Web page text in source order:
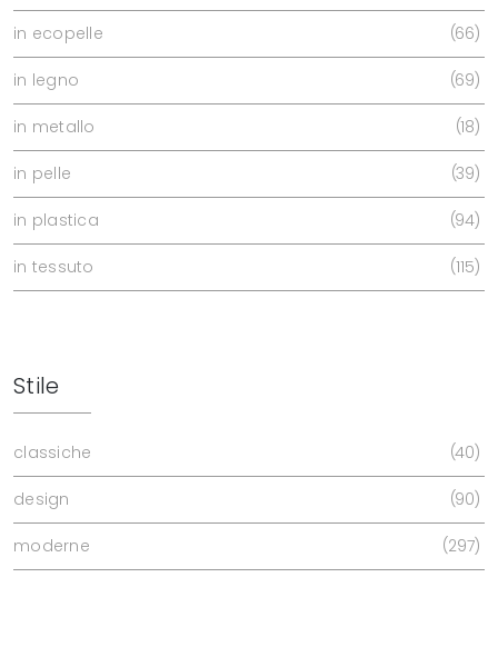
in ecopelle 66
in legno 69
in metallo 18
in pelle 39
in plastica 94
in tessuto 115
Stile
classiche 40
design 90
moderne 297